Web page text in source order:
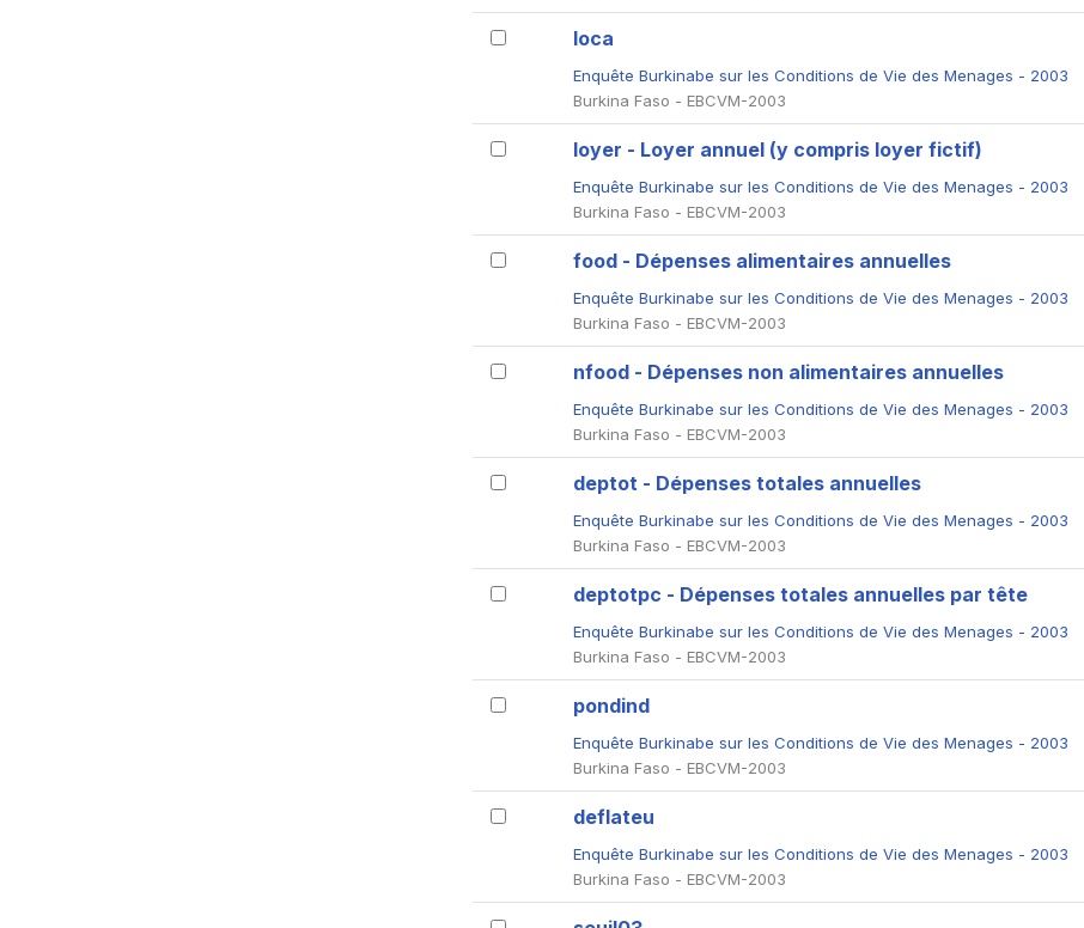
loca
Enquête Burkinabe sur les Conditions de Vie des Menages - 2003
Burkina Faso - EBCVM-2003
loyer - Loyer annuel (y compris loyer fictif)
Enquête Burkinabe sur les Conditions de Vie des Menages - 2003
Burkina Faso - EBCVM-2003
food - Dépenses alimentaires annuelles
Enquête Burkinabe sur les Conditions de Vie des Menages - 2003
Burkina Faso - EBCVM-2003
nfood - Dépenses non alimentaires annuelles
Enquête Burkinabe sur les Conditions de Vie des Menages - 2003
Burkina Faso - EBCVM-2003
deptot - Dépenses totales annuelles
Enquête Burkinabe sur les Conditions de Vie des Menages - 2003
Burkina Faso - EBCVM-2003
deptotpc - Dépenses totales annuelles par tête
Enquête Burkinabe sur les Conditions de Vie des Menages - 2003
Burkina Faso - EBCVM-2003
pondind
Enquête Burkinabe sur les Conditions de Vie des Menages - 2003
Burkina Faso - EBCVM-2003
deflateu
Enquête Burkinabe sur les Conditions de Vie des Menages - 2003
Burkina Faso - EBCVM-2003